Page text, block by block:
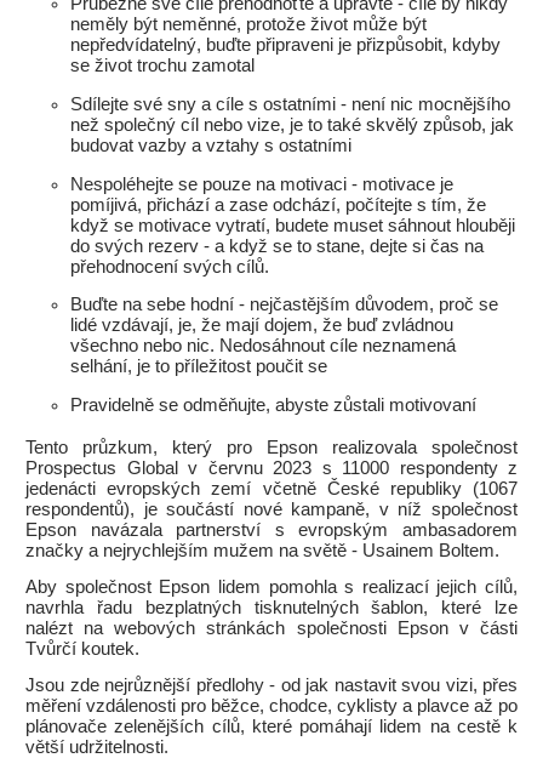
neměly být neměnné, protože život může být
nepředvídatelný, buďte připraveni je přizpůsobit, kdyby
se život trochu zamotal
Sdílejte své sny a cíle s ostatními - není nic mocnějšího
než společný cíl nebo vize, je to také skvělý způsob, jak
budovat vazby a vztahy s ostatními
Nespoléhejte se pouze na motivaci - motivace je
pomíjivá, přichází a zase odchází, počítejte s tím, že
když se motivace vytratí, budete muset sáhnout hlouběji
do svých rezerv - a když se to stane, dejte si čas na
přehodnocení svých cílů.
Buďte na sebe hodní - nejčastějším důvodem, proč se
lidé vzdávají, je, že mají dojem, že buď zvládnou
všechno nebo nic. Nedosáhnout cíle neznamená
selhání, je to příležitost poučit se
Pravidelně se odměňujte, abyste zůstali motivovaní
Tento průzkum, který pro Epson realizovala společnost
Prospectus Global v červnu 2023 s 11000 respondenty z
jedenácti evropských zemí včetně České republiky (1067
respondentů), je součástí nové kampaně, v níž společnost
Epson navázala partnerství s evropským ambasadorem
značky a nejrychlejším mužem na světě - Usainem Boltem.
Aby společnost Epson lidem pomohla s realizací jejich cílů,
navrhla řadu bezplatných tisknutelných šablon, které lze
nalézt na webových stránkách společnosti Epson v části
Tvůrčí koutek.
Jsou zde nejrůznější předlohy - od jak nastavit svou vizi, přes
měření vzdálenosti pro běžce, chodce, cyklisty a plavce až po
plánovače zelenějších cílů, které pomáhají lidem na cestě k
větší udržitelnosti.